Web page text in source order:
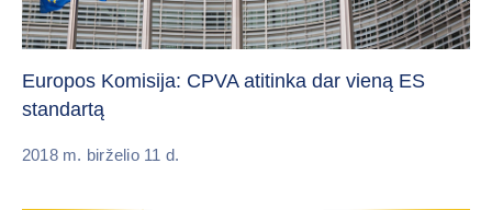
Europos Komisija: CPVA atitinka dar vieną ES
standartą
2018 m. birželio 11 d.